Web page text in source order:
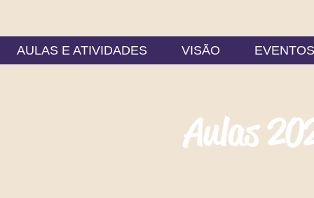
AULAS E ATIVIDADES VISÃO EVENTOS
Aulas